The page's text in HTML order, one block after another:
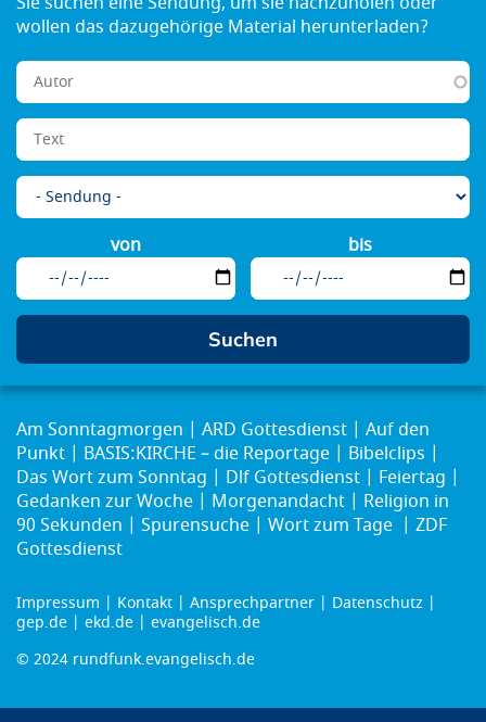
von bis
Am Sonntagmorgen ARD Gottesdienst
Auf den
Punkt
BASIS:KIRCHE – die Reportage
Bibelclips
Das Wort zum Sonntag
Dlf Gottesdienst
Feiertag
Gedanken zur Woche
Morgenandacht
Religion in
90 Sekunden
Spurensuche Wort zum Tage
ZDF
Gottesdienst
Footer
menu
Impressum Kontakt Ansprechpartner
Datenschutz
gep.de
ekd.de
evangelisch.de
© 2024 rundfunk.evangelisch.de